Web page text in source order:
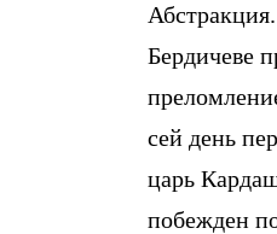
Бердичеве
сей день
царь
побежден